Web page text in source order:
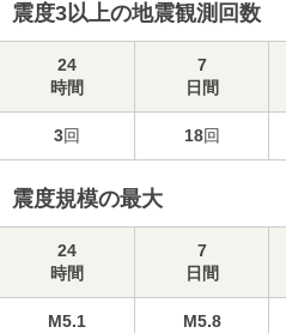
震度3以上の地震観測回数
24
時間
7
日間
3回 18回
震度規模の最大
24
時間
7
日間
M5.1
M5.8